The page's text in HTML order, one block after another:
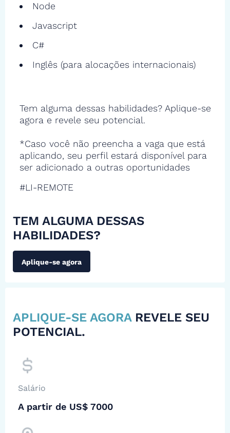
Node
Javascript
C#
Inglês (para alocações internacionais)
Tem alguma dessas habilidades? Aplique-se
agora e revele seu potencial.
*Caso você não preencha a vaga que está
aplicando, seu perfil estará disponível para
ser adicionado a outras oportunidades
#LI-REMOTE
TEM ALGUMA DESSAS
HABILIDADES?
Aplique-se agora
APLIQUE-SE AGORA REVELE SEU
POTENCIAL.
Salário
A partir de US$ 7000